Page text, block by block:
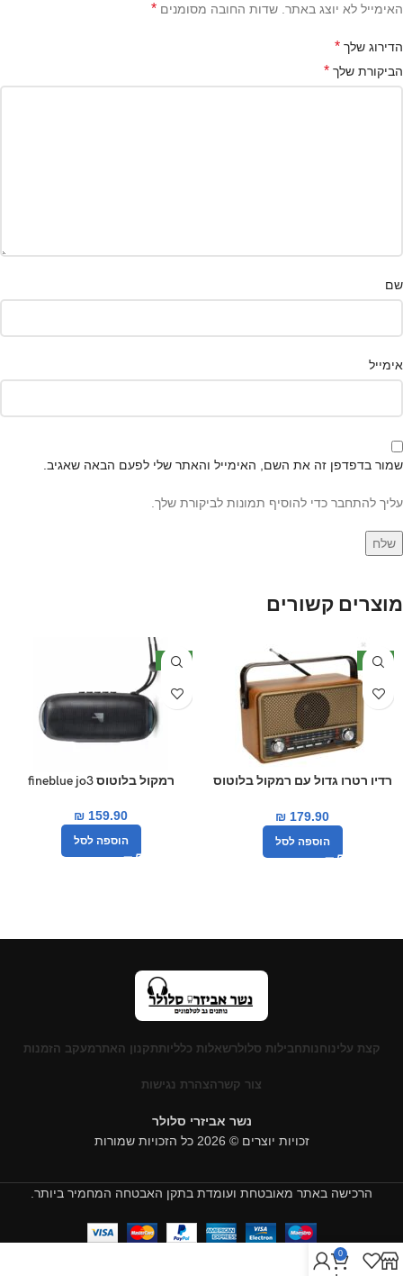
האימייל לא יוצג באתר. שדות החובה מסומנים *
הדירוג שלך *
הביקורת שלך *
שם
אימייל
שמור בדפדפן זה את השם, האימייל והאתר שלי לפעם הבאה שאגיב.
עליך להתחבר כדי להוסיף תמונות לביקורת שלך.
מוצרים קשורים
חדש
רדיו רטרו גדול עם רמקול בלוטוס
₪ 179.90
הוספה לסל
חדש
רמקול בלוטוס fineblue jo3
₪ 159.90
הוספה לסל
קצת עלינוחנותחבילות סלולרשאלות כלליותתקנון האתרמעקב הזמנות
צור קשרהצהרת נגישות
נשר אביזרי סלולר
זכויות יוצרים © 2026 כל הזכויות שמורות
הרכישה באתר מאובטחת ועומדת בתקן האבטחה המחמיר ביותר.
0